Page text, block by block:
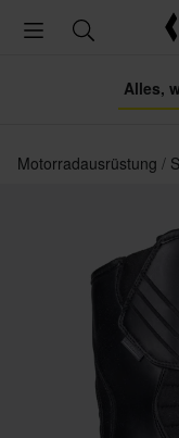
Alles,
Motorradausrüstung